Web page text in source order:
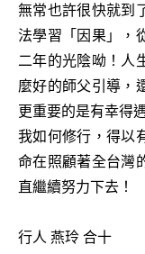
無常也許很快就到
法學習「因果」，
二年的光陰呦！人
麼好的師父引導，
更重要的是有幸得
我如何修行，得以
命在照顧著全台灣
直繼續努力下去！
行人 燕玲 合十